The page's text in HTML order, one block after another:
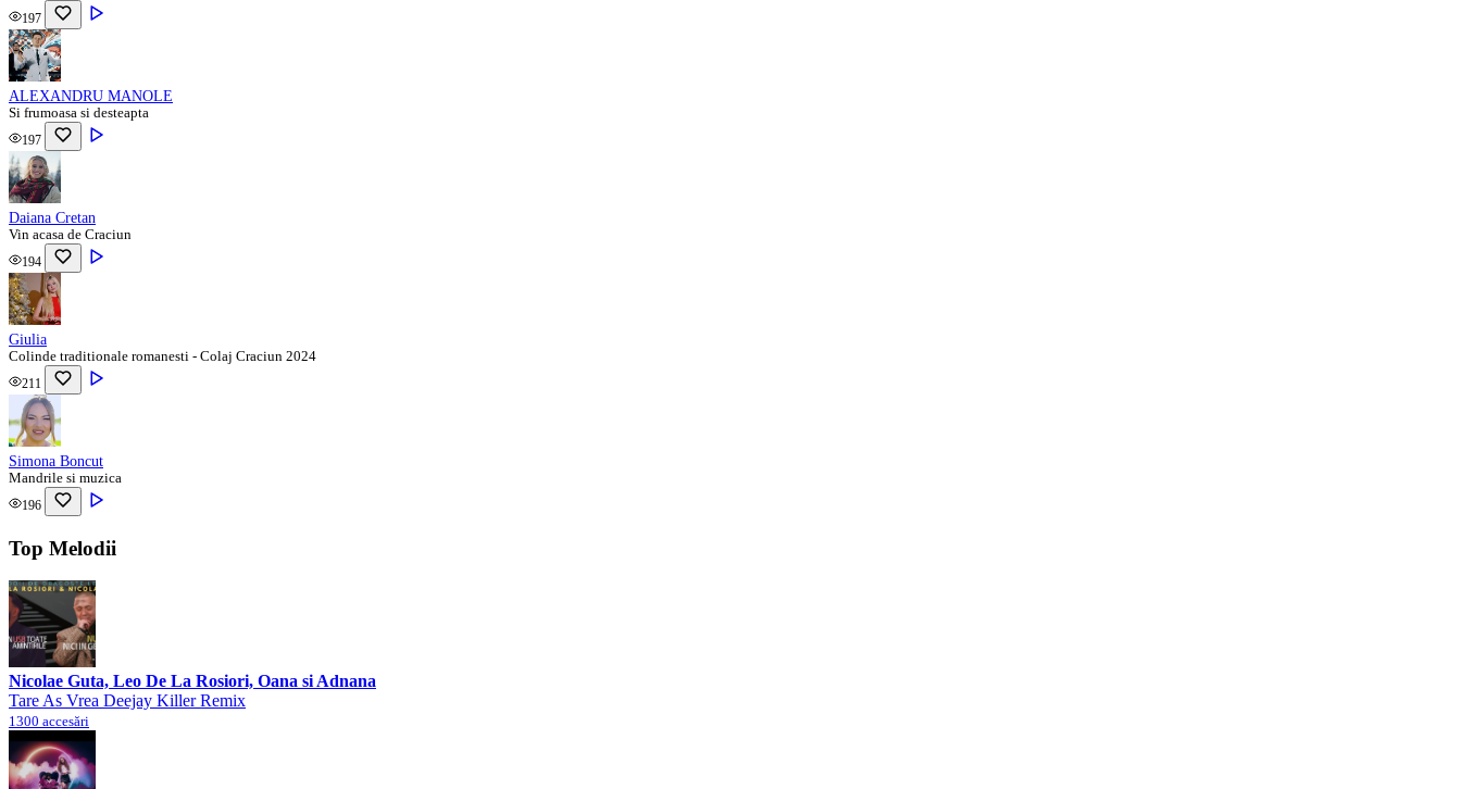
197
ALEXANDRU MANOLE
Si frumoasa si desteapta
197
Daiana Cretan
Vin acasa de Craciun
194
Giulia
Colinde traditionale romanesti - Colaj Craciun 2024
211
Simona Boncut
Mandrile si muzica
196
Top Melodii
Nicolae Guta, Leo De La Rosiori, Oana si Adnana
Tare As Vrea Deejay Killer Remix
1300 accesări